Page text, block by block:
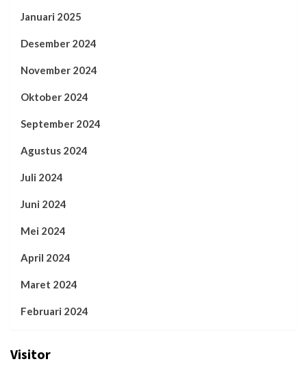
Januari 2025
Desember 2024
November 2024
Oktober 2024
September 2024
Agustus 2024
Juli 2024
Juni 2024
Mei 2024
April 2024
Maret 2024
Februari 2024
Visitor